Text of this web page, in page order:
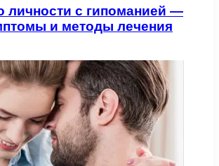
личности с гипоманией —
и методы лечения